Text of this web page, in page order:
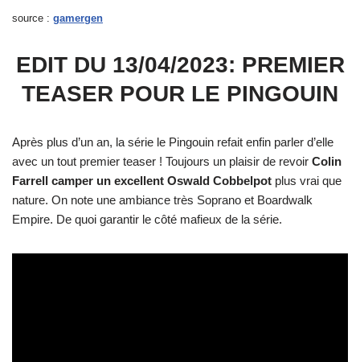
source : gamergen
EDIT DU 13/04/2023: PREMIER
TEASER POUR LE PINGOUIN
Après plus d’un an, la série le Pingouin refait enfin parler d’elle
avec un tout premier teaser ! Toujours un plaisir de revoir Colin
Farrell camper un excellent Oswald Cobbelpot plus vrai que
nature. On note une ambiance très Soprano et Boardwalk
Empire. De quoi garantir le côté mafieux de la série.